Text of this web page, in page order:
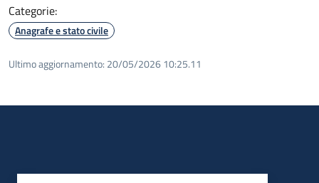
Categorie:
Anagrafe e stato civile
Ultimo aggiornamento: 20/05/2026 10:25.11